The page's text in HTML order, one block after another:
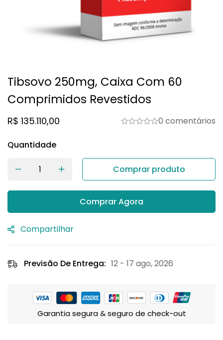
Tibsovo 250mg, Caixa Com 60
Comprimidos Revestidos
R$ 135.110,00 0 comentários
Quantidade
Comprar produto
Comprar Agora
Compartilhar
Previsão De Entrega: 12 - 17 ago, 2026
Garantia segura & seguro de check-out